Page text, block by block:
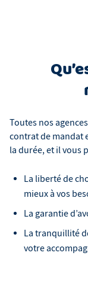
Toutes nos
contrat de mandat
la durée, et il vous
La liberté de
mieux à vos
La garantie
La tranquillité
votre